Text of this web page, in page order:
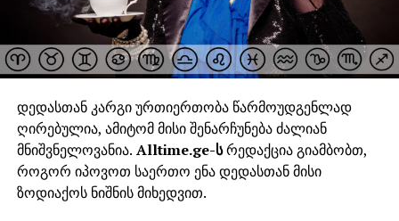
დედასთან კარგი ურთიერთობა წარმოუდგენლად
ღირებულია, ამიტომ მისი შენარჩუნება ძალიან
მნიშვნელოვანია. Alltime.ge-სრედაქცია გიამბობთ,
როგორ იპოვოთ საერთო ენა დედასთან მისი
ზოდიაქოს ნიშნის მიხედვით.